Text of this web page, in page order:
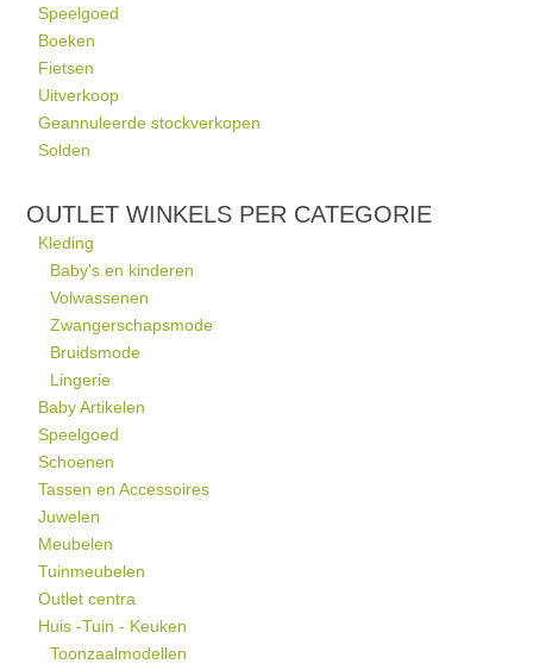
Speelgoed
Boeken
Fietsen
Uitverkoop
Geannuleerde stockverkopen
Solden
OUTLET WINKELS PER CATEGORIE
Kleding
Baby's en kinderen
Volwassenen
Zwangerschapsmode
Bruidsmode
Lingerie
Baby Artikelen
Speelgoed
Schoenen
Tassen en Accessoires
Juwelen
Meubelen
Tuinmeubelen
Outlet centra
Huis -Tuin - Keuken
Toonzaalmodellen